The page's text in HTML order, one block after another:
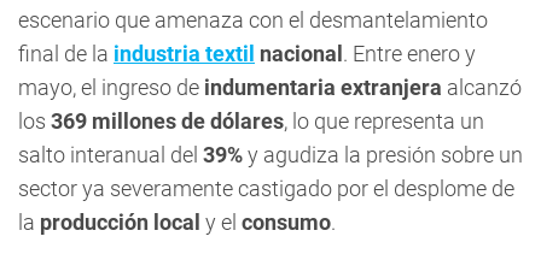
escenario que amenaza con el desmantelamiento
final de la industria textil nacional. Entre enero y
mayo, el ingreso de indumentaria extranjera alcanzó
los 369 millones de dólares, lo que representa un
salto interanual del 39%y agudiza la presión sobre un
sector ya severamente castigado por el desplome de
la producción local y el consumo.